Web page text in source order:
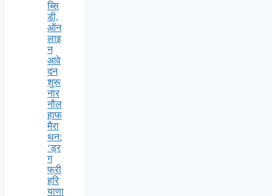
ब्सि
डी,
ऑन
लाइ
न
आवे
दन
शुरू
नार
नौल
हाफ
मैरा
थन:
‘ड्र
ग
फ्री
हरि
याणा